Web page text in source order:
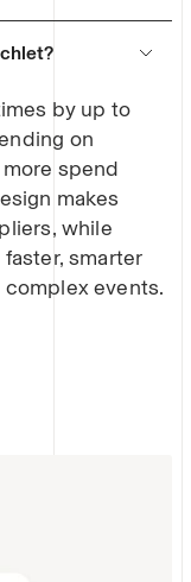
by up to
on
spend
makes
while
smarter
events.